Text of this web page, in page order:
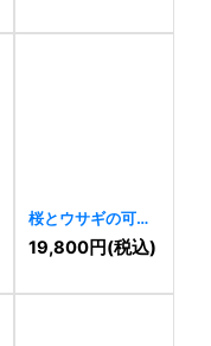
桜とウサギの可愛
らしいロゴ
10957]
19,800円(税込)